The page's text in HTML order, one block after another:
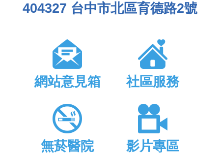
404327 台中市北區育德路2號
網站意見箱 社區服務
無菸醫院 影片專區